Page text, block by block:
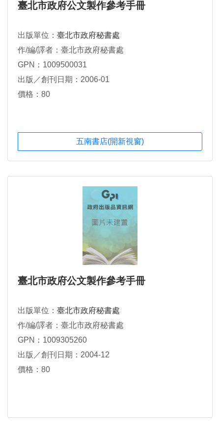
臺北市政府公文製作參考手冊
出版單位： 臺北市政府秘書處
作/編/譯者：臺北市政府秘書處
GPN：1009500031
出版／創刊日期：2006-01
價格：80
五南書店(開新視窗)
臺北市政府公文製作參考手冊
出版單位： 臺北市政府秘書處
作/編/譯者：臺北市政府秘書處
GPN：1009305260
出版／創刊日期：2004-12
價格：80